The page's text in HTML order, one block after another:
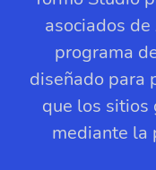
asociados de
programa
diseñado para
que los sitios
mediante la